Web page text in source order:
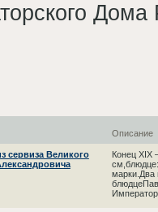
Описание
сервиза Великого
Конец XIX
марки.Два